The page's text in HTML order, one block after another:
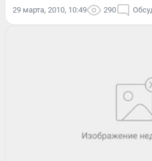
29 марта, 2010, 10:49 290